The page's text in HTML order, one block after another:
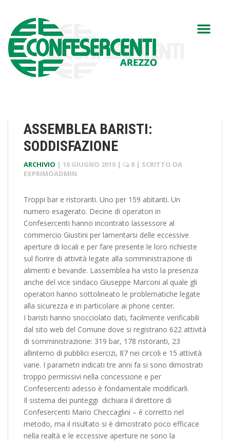
ASSEMBLEA BARISTI:
SODDISFAZIONE
ARCHIVIO | 10 GIUGNO 2010 | 0 | SCRITTO DA
EXPRIMOADMIN
Troppi bar e ristoranti. Uno per 159 abitanti. Un
numero esagerato. Decine di operatori in
Confesercenti hanno incontrato lassessore al
commercio Giustini per lamentarsi delle eccessive
aperture di locali e per fare presente le loro richieste
sul fiorire di attività legate alla somministrazione di
alimenti e bevande. Lassemblea ha visto la presenza
anche del vice sindaco Giuseppe Marconi al quale gli
operatori hanno sottolineato le problematiche legate
alla sicurezza e in particolare ai phone center.
I baristi hanno snocciolato dati, facilmente verificabili
dal sito web del Comune dove si registrano 622 attività
di somministrazione: 319 bar, 178 ristoranti, 23
allinterno di pubblici esercizi, 87 nei circoli e 15 attività
varie. I parametri indicati tre anni fa si sono dimostrati
troppo permissivi nella concessione e per
Confesercenti adesso è fondamentale modificarli.
Il sistema dei punteggi  dichiara il direttore di
Confesercenti Mario Checcaglini – è corretto nel
metodo, ma il risultato si è dimostrato poco efficace
nella realtà e le eccessive aperture ne sono la